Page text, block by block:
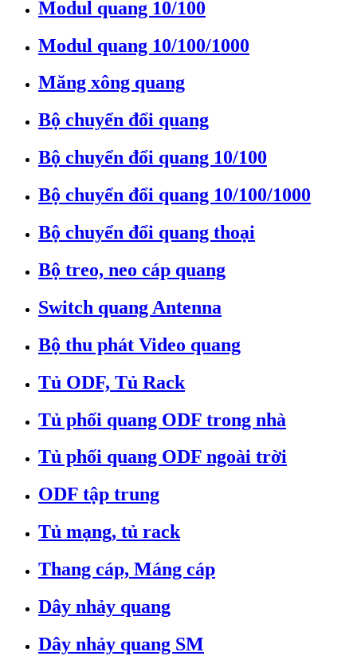
Modul quang 10/100
Modul quang 10/100/1000
Măng xông quang
Bộ chuyển đổi quang
Bộ chuyển đổi quang 10/100
Bộ chuyển đổi quang 10/100/1000
Bộ chuyển đổi quang thoại
Bộ treo, neo cáp quang
Switch quang Antenna
Bộ thu phát Video quang
Tủ ODF, Tủ Rack
Tủ phối quang ODF trong nhà
Tủ phối quang ODF ngoài trời
ODF tập trung
Tủ mạng, tủ rack
Thang cáp, Máng cáp
Dây nhảy quang
Dây nhảy quang SM